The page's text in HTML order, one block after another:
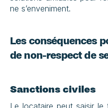
ne s’enveniment.
Les conséquences
de non-respect de
Sanctions civiles
Le locataire peut saisir le